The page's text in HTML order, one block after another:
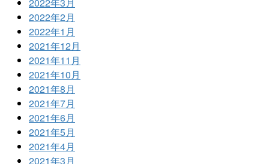
2022年2月
2022年1月
2021年12月
2021年11月
2021年10月
2021年8月
2021年7月
2021年6月
2021年5月
2021年4月
2021年3月